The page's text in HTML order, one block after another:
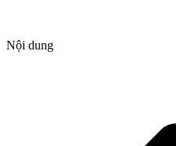
Nội dung